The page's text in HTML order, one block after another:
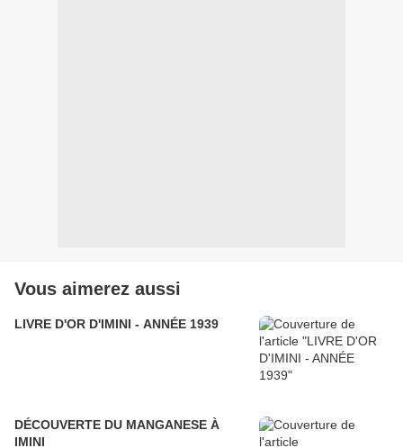
Vous aimerez aussi
LIVRE D'OR D'IMINI - ANNÉE 1939
DÉCOUVERTE DU MANGANESE À
IMINI